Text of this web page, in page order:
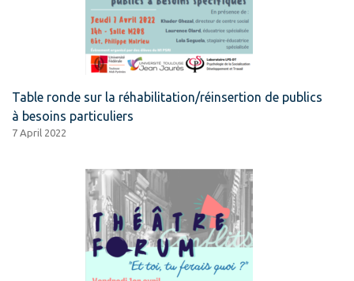
Table ronde sur la réhabilitation/réinsertion de publics
à besoins particuliers
7 April 2022